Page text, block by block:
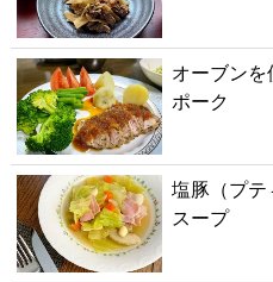
オーブンを
ポーク
塩豚（プテ
スープ